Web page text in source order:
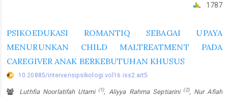
1787
PSIKOEDUKASI ROMANTIQ SEBAGAI UPAYA
MENURUNKAN CHILD MALTREATMENT PADA
CAREGIVER ANAK BERKEBUTUHAN KHUSUS
10.20885/intervensipsikologi.vol16.iss2.art5
Luthfia Noorlatifah Utami (1), Aliyya Rahma Septiarini (2), Nur Afiah